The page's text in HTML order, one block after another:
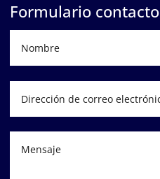
Formulario contacto